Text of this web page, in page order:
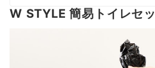
W STYLE 簡易トイレセ